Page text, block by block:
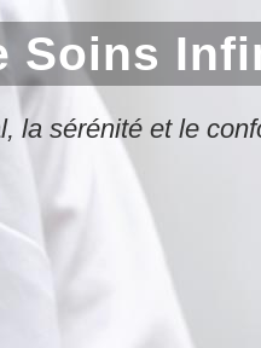
Soins
la sérénité et le